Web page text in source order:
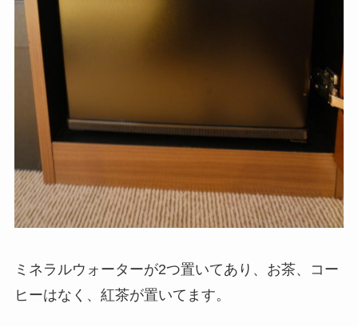
ミネラルウォーターが2つ置いてあり、お茶、コー
ヒーはなく、紅茶が置いてます。